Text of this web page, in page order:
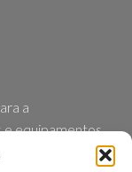
a
e equipamentos
como a